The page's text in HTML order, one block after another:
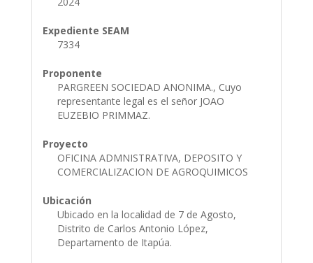
Expediente SEAM
7334
Proponente
PARGREEN SOCIEDAD ANONIMA., Cuyo
representante legal es el señor JOAO
EUZEBIO PRIMMAZ.
Proyecto
OFICINA ADMNISTRATIVA, DEPOSITO Y
COMERCIALIZACION DE AGROQUIMICOS
Ubicación
Ubicado en la localidad de 7 de Agosto,
Distrito de Carlos Antonio López,
Departamento de Itapúa.